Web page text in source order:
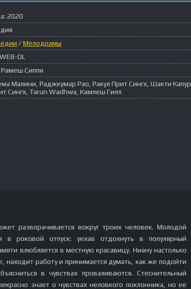
2020
/Мелодрамы
WEB-DL
Рамеш Сиппи
Малини, Раджкумар Рао, Ракул Прит Сингх, Шакти Капур,
Сингх, Tarun Wadhwa, Камлеш Гилл
разворачивается вокруг троих человек. Молодой
роковой отпуск: уехав отдохнуть в популярный
влюбляется в местную красавицу. Ниану настолько
находит работу и принимается думать, как же подойти
в чувствах проваливаются. Стеснительный
знает о чувствах неловкого поклонника, но ее